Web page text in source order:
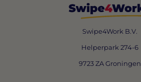
Swipe4Work B.V.
Helperpark 274-6
9723 ZA Groningen